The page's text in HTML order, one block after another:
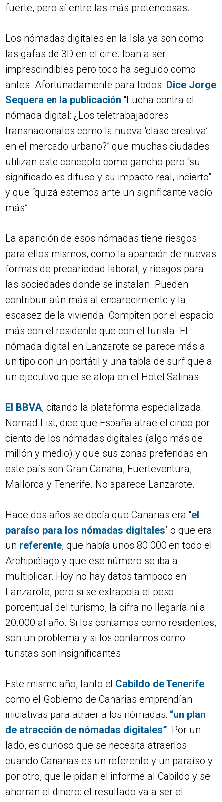
fuerte, pero sí entre las más pretenciosas.
Los nómadas digitales en la Isla ya son como
las gafas de 3D en el cine. Iban a ser
imprescindibles pero todo ha seguido como
antes. Afortunadamente para todos. Dice Jorge
Sequera en la publicación “Lucha contra el
nómada digital: ¿Los teletrabajadores
transnacionales como la nueva ‘clase creativa’
en el mercado urbano?” que muchas ciudades
utilizan este concepto como gancho pero “su
significado es difuso y su impacto real, incierto”
y que “quizá estemos ante un significante vacío
más”.
La aparición de esos nómadas tiene riesgos
para ellos mismos, como la aparición de nuevas
formas de precariedad laboral, y riesgos para
las sociedades donde se instalan. Pueden
contribuir aún más al encarecimiento y la
escasez de la vivienda. Compiten por el espacio
más con el residente que con el turista. El
nómada digital en Lanzarote se parece más a
un tipo con un portátil y una tabla de surf que a
un ejecutivo que se aloja en el Hotel Salinas.
El BBVA, citando la plataforma especializada
Nomad List, dice que España atrae el cinco por
ciento de los nómadas digitales (algo más de
millón y medio) y que sus zonas preferidas en
este país son Gran Canaria, Fuerteventura,
Mallorca y Tenerife. No aparece Lanzarote.
Hace dos años se decía que Canarias era “el
paraíso para los nómadas digitales” o que era
un referente, que había unos 80.000 en todo el
Archipiélago y que ese número se iba a
multiplicar. Hoy no hay datos tampoco en
Lanzarote, pero si se extrapola el peso
porcentual del turismo, la cifra no llegaría ni a
20.000 al año. Si los contamos como residentes,
son un problema y si los contamos como
turistas son insignificantes.
Este mismo año, tanto el Cabildo de Tenerife
como el Gobierno de Canarias emprendían
iniciativas para atraer a los nómadas: “un plan
de atracción de nómadas digitales”. Por un
lado, es curioso que se necesita atraerlos
cuando Canarias es un referente y un paraíso y
por otro, que le pidan el informe al Cabildo y se
ahorran el dinero: el resultado va a ser el